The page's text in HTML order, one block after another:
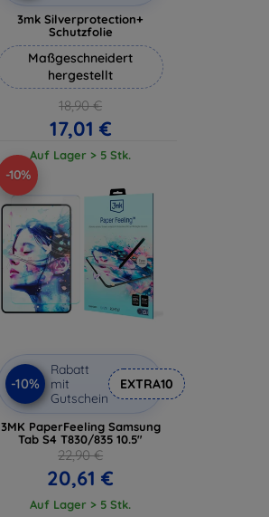
3mk Silverprotection+
Schutzfolie
Maßgeschneidert
hergestellt
18,90 €
17,01 €
Auf Lager > 5 Stk.
-10%
-10%
Rabatt
mit
Gutschein
EXTRA10
3MK PaperFeeling Samsung
Tab S4 T830/835 10.5"
22,90 €
20,61 €
Auf Lager > 5 Stk.